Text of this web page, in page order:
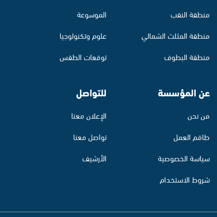
منطقة النقب
منطقة المثلث الشمالي
منطقة البطوف
الموسوعة
علوم وتكنولوجيا
توقعات الطقس
عن المؤسسة
من نحن
طاقم العمل
سياسة الخصوصية
شروط الاستخدام
للتواصل
الإعلان معنا
تواصل معنا
الأرشيف